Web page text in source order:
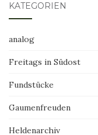
KATEGORIEN
analog
Freitags in Südost
Fundstücke
Gaumenfreuden
Heldenarchiv